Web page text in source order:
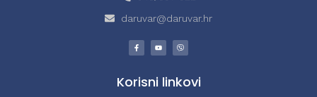
daruvar@daruvar.hr
Korisni linkovi